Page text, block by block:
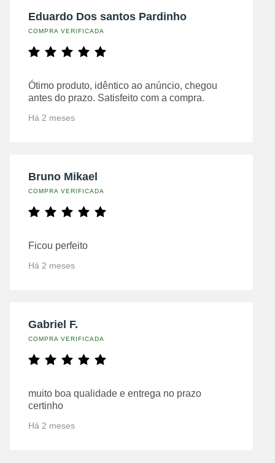
Eduardo Dos santos Pardinho
COMPRA VERIFICADA
Ótimo produto, idêntico ao anúncio, chegou
antes do prazo. Satisfeito com a compra.
Há 2 meses
Bruno Mikael
COMPRA VERIFICADA
Ficou perfeito
Há 2 meses
Gabriel F.
COMPRA VERIFICADA
muito boa qualidade e entrega no prazo
certinho
Há 2 meses